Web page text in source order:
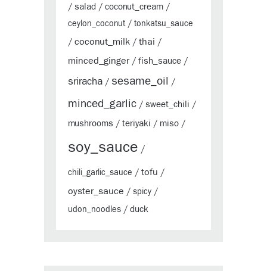
/ salad / coconut_cream /
ceylon_coconut/ tonkatsu_sauce
/ coconut_milk / thai /
minced_ginger/ fish_sauce /
sriracha / sesame_oil /
minced_garlic / sweet_chili /
mushrooms / teriyaki / miso /
soy_sauce /
chili_garlic_sauce / tofu /
oyster_sauce / spicy /
udon_noodles / duck